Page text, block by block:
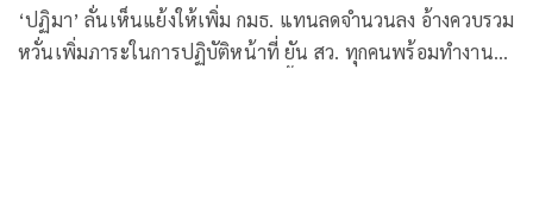
‘ปฏิมา’ ลั่นเห็นแย้งให้เพิ่ม กมธ. แทนลดจำนวนลง อ้างควบรวม
หวั่นเพิ่มภาระในการปฏิบัติหน้าที่ ยัน สว. ทุกคนพร้อมทำงาน